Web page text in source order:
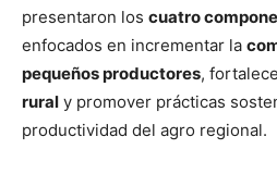
presentaron los cuatro
enfocados en incrementar la
pequeños productores,
rural y promover prácticas
productividad del agro regional.